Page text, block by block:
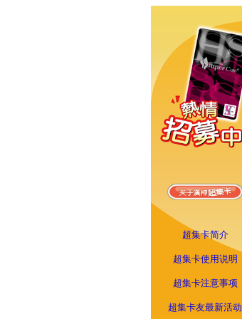
超集卡简介
超集卡使用说明
超集卡注意事项
超集卡友最新活动